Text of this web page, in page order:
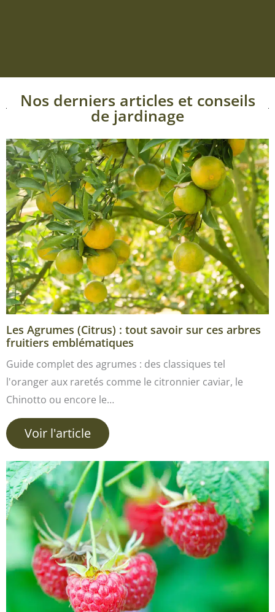
Nos derniers articles et conseils
de jardinage
Les Agrumes (Citrus) : tout savoir sur ces arbres
fruitiers emblématiques
Guide complet des agrumes : des classiques tel
l'oranger aux raretés comme le citronnier caviar, le
Chinotto ou encore le…
Voir l'article